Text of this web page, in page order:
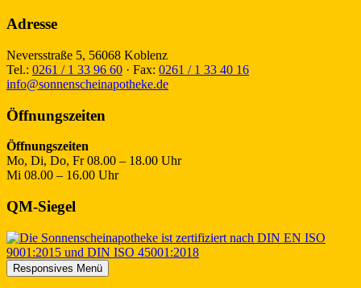
Adresse
Neversstraße 5, 56068 Koblenz
Tel.: 0261 / 1 33 96 60 · Fax: 0261 / 1 33 40 16
info@sonnenscheinapotheke.de
Öffnungszeiten
Öffnungszeiten
Mo, Di, Do, Fr08.00 – 18.00 Uhr
Mi 08.00 – 16.00 Uhr
QM-Siegel
Responsives Menü